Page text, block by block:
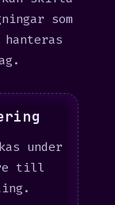
som
under
till